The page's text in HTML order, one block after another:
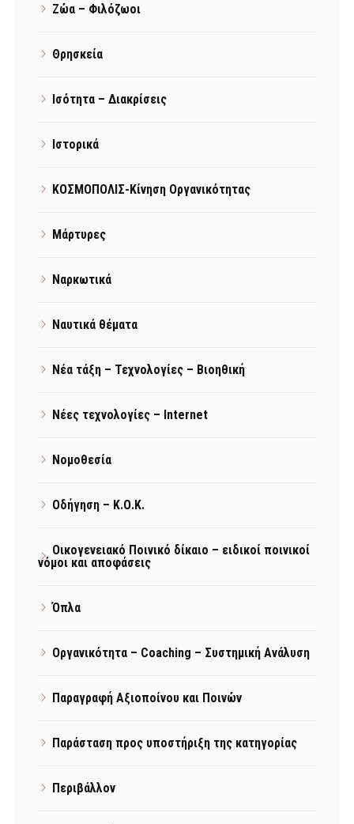
Ζώα – Φιλόζωοι
Θρησκεία
Ισότητα – Διακρίσεις
Ιστορικά
ΚΟΣΜΟΠΟΛΙΣ-Κίνηση Οργανικότητας
Μάρτυρες
Ναρκωτικά
Ναυτικά θέματα
Νέα τάξη – Τεχνολογίες – Βιοηθική
Νέες τεχνολογίες – Internet
Νομοθεσία
Οδήγηση – Κ.Ο.Κ.
Οικογενειακό Ποινικό δίκαιο – ειδικοί ποινικοί
νόμοι και αποφάσεις
Όπλα
Οργανικότητα – Coaching – Συστημική Ανάλυση
Παραγραφή Αξιοποίνου και Ποινών
Παράσταση προς υποστήριξη της κατηγορίας
Περιβάλλον